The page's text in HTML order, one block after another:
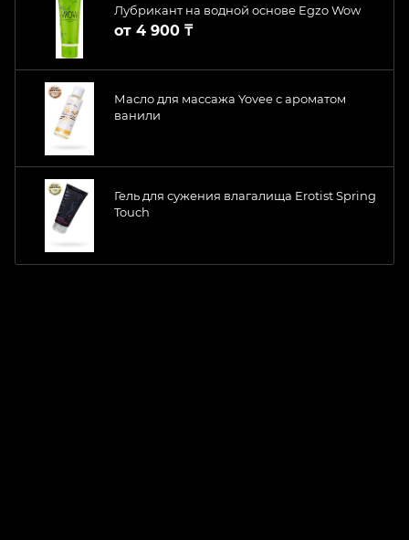
Лубрикант на водной основе Egzo Wow
от 4 900 ₸
Масло для массажа Yovee с ароматом
ванили
Гель для сужения влагалища Erotist Spring
Touch